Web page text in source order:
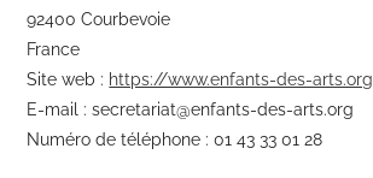
92400 Courbevoie
France
Site web : https://www.enfants-des-arts.org
E-mail :secretariat@enfants-des-arts.org
Numéro de téléphone : 01 43 33 01 28